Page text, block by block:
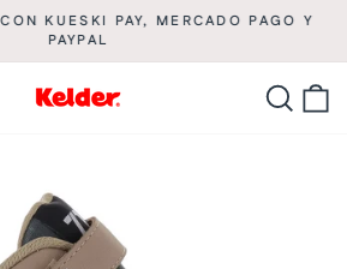
diapositivas
pausa
KUESKI PAY, MERCADO PAGO Y
PAYPAL